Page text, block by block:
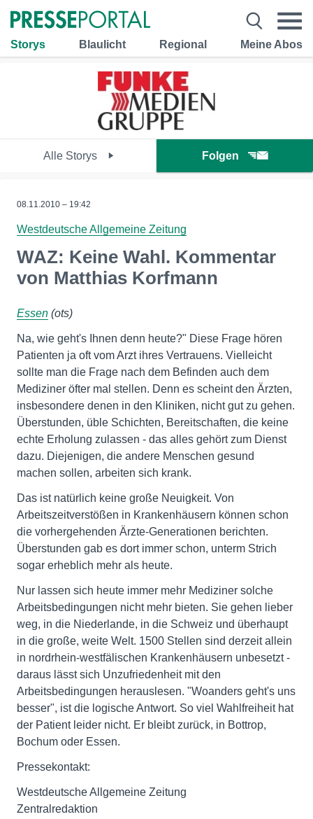
Storys Blaulicht Regional Meine Abos
Alle Storys Folgen
08.11.2010 – 19:42
Westdeutsche Allgemeine Zeitung
WAZ: Keine Wahl. Kommentar
von Matthias Korfmann
Essen (ots)
Na, wie geht's Ihnen denn heute?" Diese Frage hören
Patienten ja oft vom Arzt ihres Vertrauens. Vielleicht
sollte man die Frage nach dem Befinden auch dem
Mediziner öfter mal stellen. Denn es scheint den Ärzten,
insbesondere denen in den Kliniken, nicht gut zu gehen.
Überstunden, üble Schichten, Bereitschaften, die keine
echte Erholung zulassen - das alles gehört zum Dienst
dazu. Diejenigen, die andere Menschen gesund
machen sollen, arbeiten sich krank.
Das ist natürlich keine große Neuigkeit. Von
Arbeitszeitverstößen in Krankenhäusern können schon
die vorhergehenden Ärzte-Generationen berichten.
Überstunden gab es dort immer schon, unterm Strich
sogar erheblich mehr als heute.
Nur lassen sich heute immer mehr Mediziner solche
Arbeitsbedingungen nicht mehr bieten. Sie gehen lieber
weg, in die Niederlande, in die Schweiz und überhaupt
in die große, weite Welt. 1500 Stellen sind derzeit allein
in nordrhein-westfälischen Krankenhäusern unbesetzt -
daraus lässt sich Unzufriedenheit mit den
Arbeitsbedingungen herauslesen. "Woanders geht's uns
besser", ist die logische Antwort. So viel Wahlfreiheit hat
der Patient leider nicht. Er bleibt zurück, in Bottrop,
Bochum oder Essen.
Pressekontakt:
Westdeutsche Allgemeine Zeitung
Zentralredaktion